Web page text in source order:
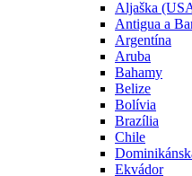
Aljaška
Antigua a
Argentína
Aruba
Bahamy
Belize
Bolívia
Brazília
Chile
Ekvádor